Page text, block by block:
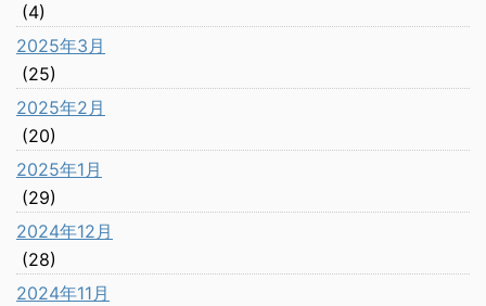
(4)
2025年3月
(25)
2025年2月
(20)
2025年1月
(29)
2024年12月
(28)
2024年11月